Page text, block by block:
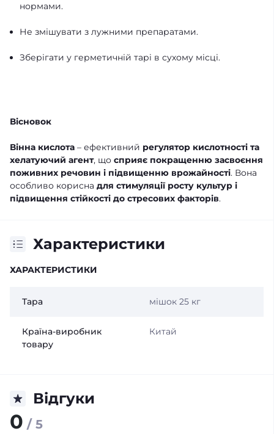
нормами.
Не змішувати з лужними препаратами.
Зберігати у герметичній тарі в сухому місці.
Вісновок
Вінна кислота – ефективний регулятор кислотності та
хелатуючий агент, що сприяє покращенню засвоєння
поживних речовин і підвищенню врожайності. Вона
особливо корисна для стимуляції росту культур і
підвищення стійкості до стресових факторів.
Характеристики
ХАРАКТЕРИСТИКИ
Тара мішок 25 кг
Країна-виробник
товару
Китай
Відгуки
0 / 5